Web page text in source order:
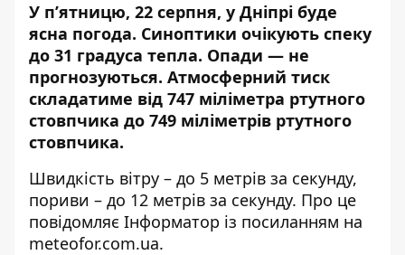
У пʼятницю, 22 серпня, у Дніпрі буде
ясна погода. Синоптики очікують спеку
до 31 градуса тепла. Опади — не
прогнозуються. Атмосферний тиск
складатиме від 747 міліметра ртутного
стовпчика до 749 міліметрів ртутного
стовпчика.
Швидкість вітру – до 5 метрів за секунду,
пориви – до 12 метрів за секунду. Про це
повідомляє Інформатор із посиланням на
meteofor.com.ua.